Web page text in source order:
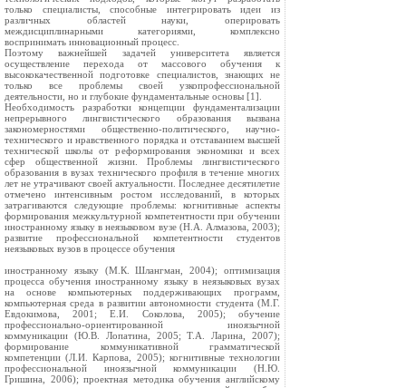
только специалисты, способные интегрировать идеи из
различных областей науки, оперировать
междисциплинарными категориями, комплексно
воспринимать инновационный процесс.
Поэтому важнейшей задачей университета является
осуществление перехода от массового обучения к
высококачественной подготовке специалистов, знающих не
только все проблемы своей узкопрофессиональной
деятельности, но и глубокие фундаментальные основы [1].
Необходимость разработки концепции фундаментализации
непрерывного лингвистического образования вызвана
закономерностями общественно-политического, научно-
технического и нравственного порядка и отставанием высшей
технической школы от реформирования экономики и всех
сфер общественной жизни. Проблемы лингвистического
образования в вузах технического профиля в течение многих
лет не утрачивают своей актуальности. Последнее десятилетие
отмечено интенсивным ростом исследований, в которых
затрагиваются следующие проблемы: когнитивные аспекты
формирования межкультурной компетентности при обучении
иностранному языку в неязыковом вузе (Н.А. Алмазова, 2003);
развитие профессиональной компетентности студентов
неязыковых вузов в процессе обучения
иностранному языку (М.К. Шлангман, 2004); оптимизация
процесса обучения иностранному языку в неязыковых вузах
на основе компьютерных поддерживающих программ,
компьютерная среда в развитии автономности студента (М.Г.
Евдокимова, 2001; Е.И. Соколова, 2005); обучение
профессионально-ориентированной иноязычной
коммуникации (Ю.В. Лопатина, 2005; Т.А. Ларина, 2007);
формирование коммуникативной грамматической
компетенции (Л.И. Карпова, 2005); когнитивные технологии
профессиональной иноязычной коммуникации (Н.Ю.
Гришина, 2006); проектная методика обучения английскому